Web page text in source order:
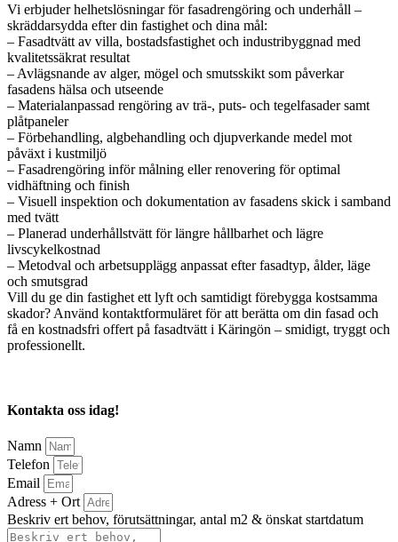
Vi erbjuder helhetslösningar för fasadrengöring och underhåll –
skräddarsydda efter din fastighet och dina mål:
– Fasadtvätt av villa, bostadsfastighet och industribyggnad med
kvalitetssäkrat resultat
– Avlägsnande av alger, mögel och smutsskikt som påverkar
fasadens hälsa och utseende
– Materialanpassad rengöring av trä-, puts- och tegelfasader samt
plåtpaneler
– Förbehandling, algbehandling och djupverkande medel mot
påväxt i kustmiljö
– Fasadrengöring inför målning eller renovering för optimal
vidhäftning och finish
– Visuell inspektion och dokumentation av fasadens skick i samband
med tvätt
– Planerad underhållstvätt för längre hållbarhet och lägre
livscykelkostnad
– Metodval och arbetsupplägg anpassat efter fasadtyp, ålder, läge
och smutsgrad
Vill du ge din fastighet ett lyft och samtidigt förebygga kostsamma
skador? Använd kontaktformuläret för att berätta om din fasad och
få en kostnadsfri offert på fasadtvätt i Käringön – smidigt, tryggt och
professionellt.
Kontakta oss idag!
Namn
Telefon
Email
Adress + Ort
Beskriv ert behov, förutsättningar, antal m2 & önskat startdatum